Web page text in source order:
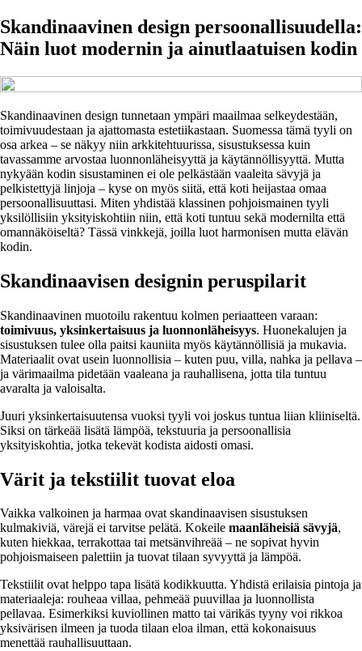
Skandinaavinen design persoonallisuudella:
Näin luot modernin ja ainutlaatuisen kodin
Skandinaavinen design tunnetaan ympäri maailmaa selkeydestään,
toimivuudestaan ja ajattomasta estetiikastaan. Suomessa tämä tyyli on
osa arkea – se näkyy niin arkkitehtuurissa, sisustuksessa kuin
tavassamme arvostaa luonnonläheisyyttä ja käytännöllisyyttä. Mutta
nykyään kodin sisustaminen ei ole pelkästään vaaleita sävyjä ja
pelkistettyjä linjoja – kyse on myös siitä, että koti heijastaa omaa
persoonallisuuttasi. Miten yhdistää klassinen pohjoismainen tyyli
yksilöllisiin yksityiskohtiin niin, että koti tuntuu sekä modernilta että
omannäköiseltä? Tässä vinkkejä, joilla luot harmonisen mutta elävän
kodin.
Skandinaavisen designin peruspilarit
Skandinaavinen muotoilu rakentuu kolmen periaatteen varaan:
toimivuus, yksinkertaisuus ja luonnonläheisyys. Huonekalujen ja
sisustuksen tulee olla paitsi kauniita myös käytännöllisiä ja mukavia.
Materiaalit ovat usein luonnollisia – kuten puu, villa, nahka ja pellava –
ja värimaailma pidetään vaaleana ja rauhallisena, jotta tila tuntuu
avaralta ja valoisalta.
Juuri yksinkertaisuutensa vuoksi tyyli voi joskus tuntua liian kliiniseltä.
Siksi on tärkeää lisätä lämpöä, tekstuuria ja persoonallisia
yksityiskohtia, jotka tekevät kodista aidosti omasi.
Värit ja tekstiilit tuovat eloa
Vaikka valkoinen ja harmaa ovat skandinaavisen sisustuksen
kulmakiviä, värejä ei tarvitse pelätä. Kokeile maanläheisiä sävyjä,
kuten hiekkaa, terrakottaa tai metsänvihreää – ne sopivat hyvin
pohjoismaiseen palettiin ja tuovat tilaan syvyyttä ja lämpöä.
Tekstiilit ovat helppo tapa lisätä kodikkuutta. Yhdistä erilaisia pintoja ja
materiaaleja: rouheaa villaa, pehmeää puuvillaa ja luonnollista
pellavaa. Esimerkiksi kuviollinen matto tai värikäs tyyny voi rikkoa
yksivärisen ilmeen ja tuoda tilaan eloa ilman, että kokonaisuus
menettää rauhallisuuttaan.